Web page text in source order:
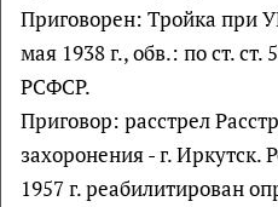
Приговорен: Тройка при
мая 1938 г., обв.: по ст.
РСФСР.
Приговор: расстрел
захоронения - г. Иркутск.
1957 г. реабилитирован